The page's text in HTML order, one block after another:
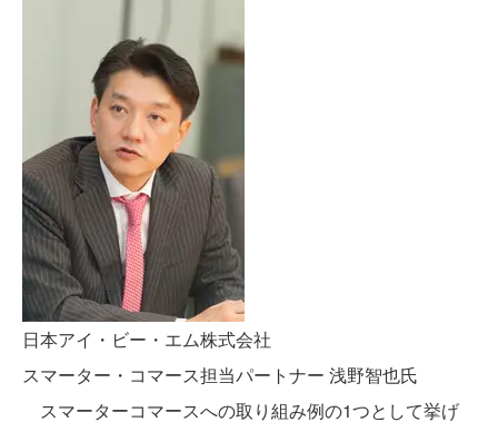
日本アイ・ビー・エム株式会社
スマーター・コマース担当パートナー 浅野智也氏
スマーターコマースへの取り組み例の1つとして挙げ